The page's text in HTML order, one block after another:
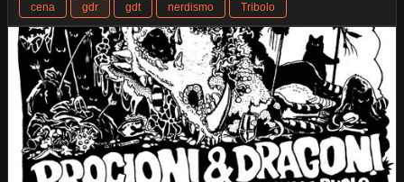
cena gdr gdt nerdismo Tribolo